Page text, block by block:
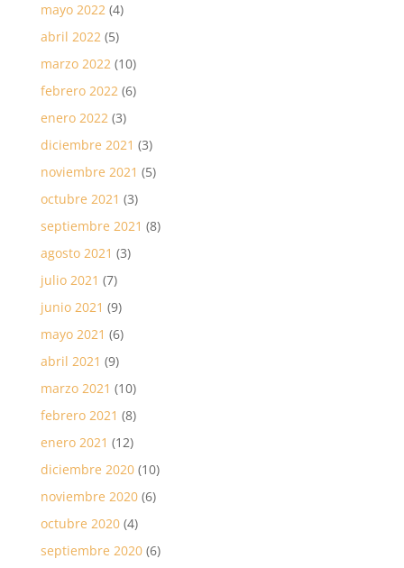
mayo 2022(4)
abril 2022(5)
marzo 2022(10)
febrero 2022(6)
enero 2022(3)
diciembre 2021 (3)
noviembre 2021 (5)
octubre 2021 (3)
septiembre 2021 (8)
agosto 2021 (3)
julio 2021 (7)
junio 2021 (9)
mayo 2021 (6)
abril 2021 (9)
marzo 2021 (10)
febrero 2021 (8)
enero 2021 (12)
diciembre 2020(10)
noviembre 2020(6)
octubre 2020(4)
septiembre 2020(6)